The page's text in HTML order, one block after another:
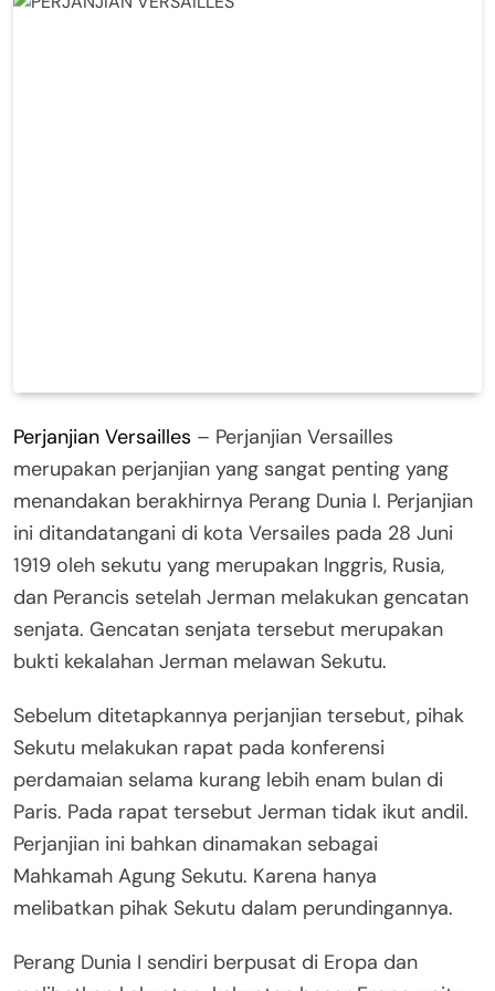
Perjanjian Versailles – Perjanjian Versailles
merupakan perjanjian yang sangat penting yang
menandakan berakhirnya Perang Dunia I. Perjanjian
ini ditandatangani di kota Versailes pada 28 Juni
1919 oleh sekutu yang merupakan Inggris, Rusia,
dan Perancis setelah Jerman melakukan gencatan
senjata. Gencatan senjata tersebut merupakan
bukti kekalahan Jerman melawan Sekutu.
Sebelum ditetapkannya perjanjian tersebut, pihak
Sekutu melakukan rapat pada konferensi
perdamaian selama kurang lebih enam bulan di
Paris. Pada rapat tersebut Jerman tidak ikut andil.
Perjanjian ini bahkan dinamakan sebagai
Mahkamah Agung Sekutu. Karena hanya
melibatkan pihak Sekutu dalam perundingannya.
Perang Dunia I sendiri berpusat di Eropa dan